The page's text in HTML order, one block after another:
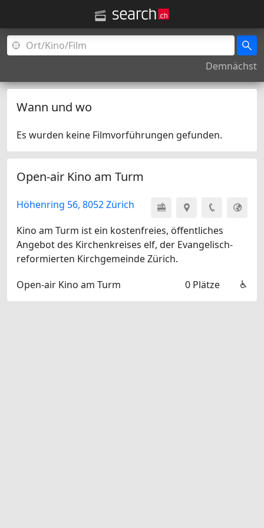
Demnächst
Wann und wo
Es wurden keine Filmvorführungen gefunden.
Open-air Kino am Turm
Höhenring 56, 8052 Zürich
Kino am Turm ist ein kostenfreies, öffentliches
Angebot des Kirchenkreises elf, der Evangelisch-
reformierten Kirchgemeinde Zürich.
Open-air Kino am Turm
0 Plätze